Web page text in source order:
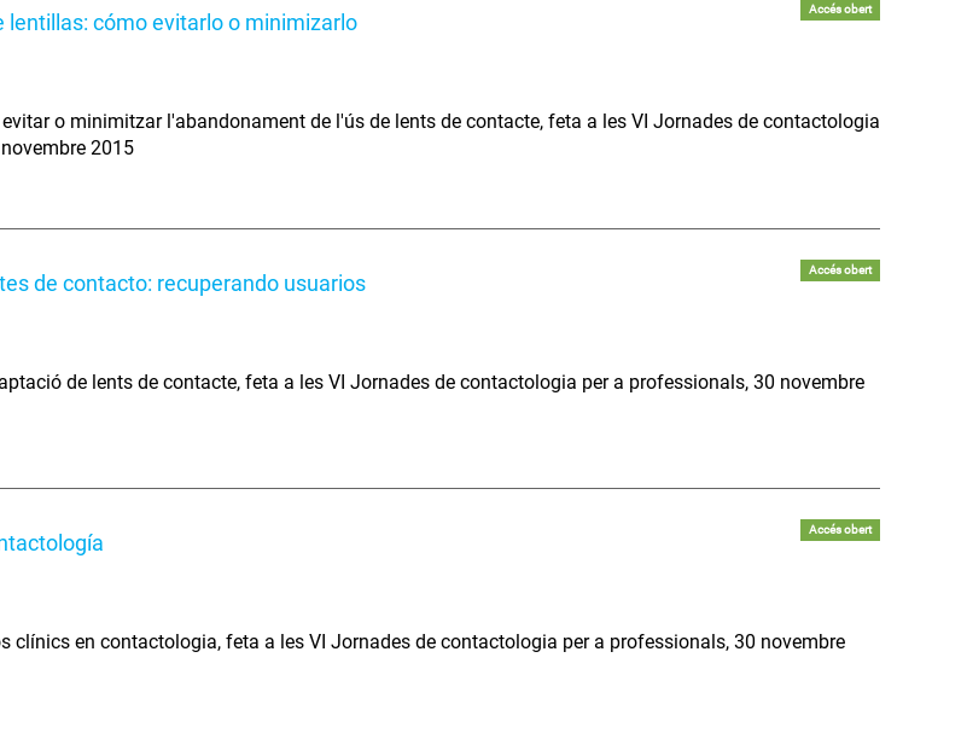
lentillas: cómo evitarlo o minimizarlo
Accés obert
o minimitzar l'abandonament de l'ús de lents de contacte, feta a les VI Jornades de contactologia
2015
de contacto: recuperando usuarios
Accés obert
de lents de contacte, feta a les VI Jornades de contactologia per a professionals, 30 novembre
Accés obert
clínics en contactologia, feta a les VI Jornades de contactologia per a professionals, 30 novembre